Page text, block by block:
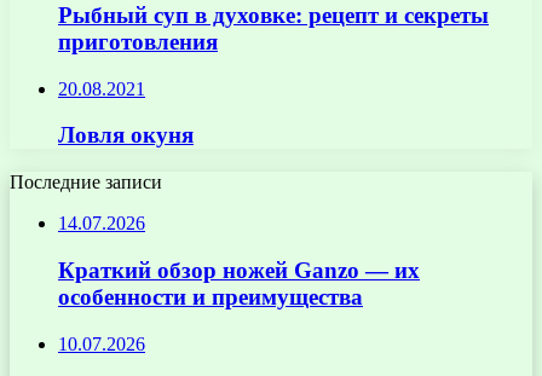
Рыбный суп в духовке: рецепт и секреты
приготовления
20.08.2021
Ловля окуня
Последние записи
14.07.2026
Краткий обзор ножей Ganzo — их
особенности и преимущества
10.07.2026